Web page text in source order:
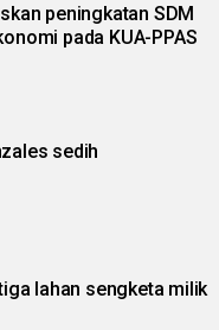
peningkatan SDM
pada KUA-PPAS
sedih
lahan sengketa milik